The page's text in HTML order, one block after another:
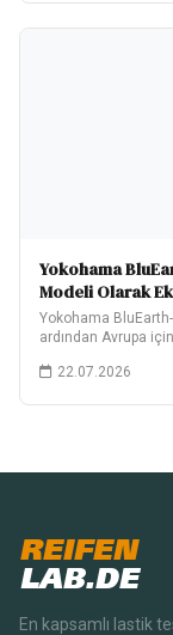
Yokohama
Modeli Olarak
Yokohama
ardından Avrupa
22.07.2026
REIFEN
LAB.DE
En kapsamlı lastik